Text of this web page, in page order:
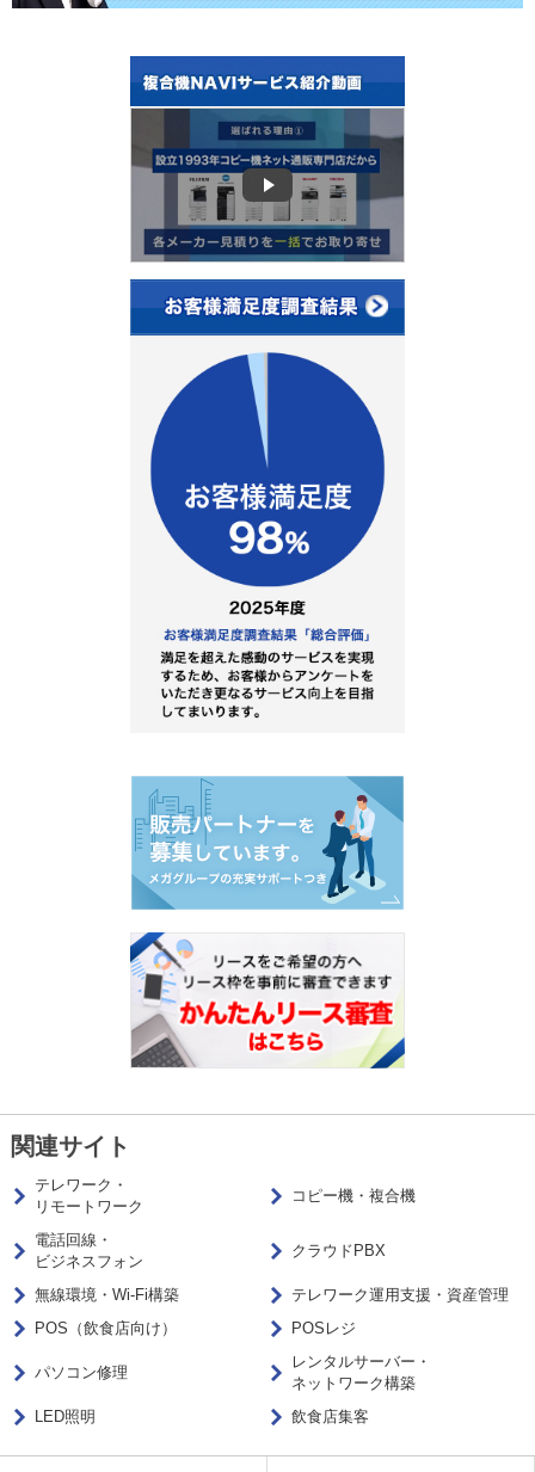
関連サイト
テレワーク・
リモートワーク
コピー機・複合機
電話回線・
ビジネスフォン
クラウドPBX
無線環境・Wi-Fi構築
テレワーク運用支援・資産管理
POS（飲食店向け）
POSレジ
パソコン修理
レンタルサーバー・
ネットワーク構築
LED照明
飲食店集客